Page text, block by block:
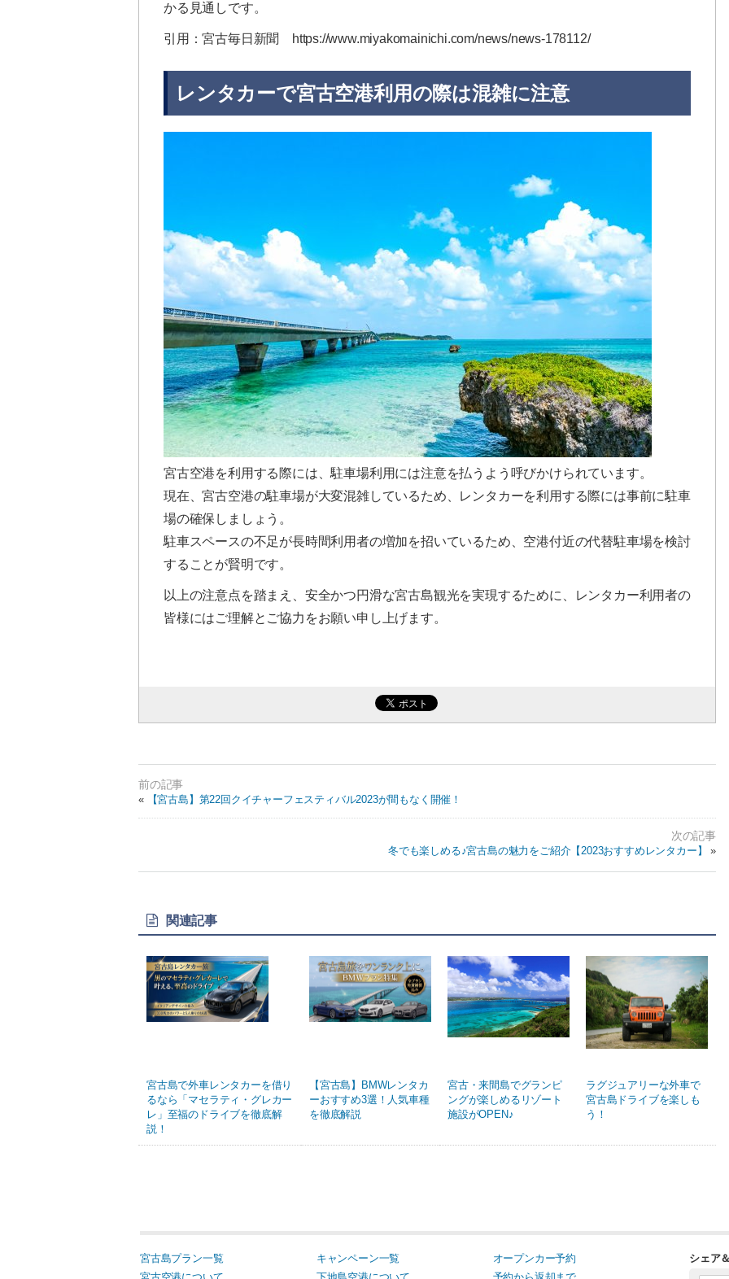
かる見通しです。
引用：宮古毎日新聞 https://www.miyakomainichi.com/news/news-178112/
レンタカーで宮古空港利用の際は混雑に注意
宮古空港を利用する際には、駐車場利用には注意を払うよう呼びかけられています。
現在、宮古空港の駐車場が大変混雑しているため、レンタカーを利用する際には事前に駐車
場の確保しましょう。
駐車スペースの不足が長時間利用者の増加を招いているため、空港付近の代替駐車場を検討
することが賢明です。
以上の注意点を踏まえ、安全かつ円滑な宮古島観光を実現するために、レンタカー利用者の
皆様にはご理解とご協力をお願い申し上げます。
« 【宮古島】第22回クイチャーフェスティバル2023が間もなく開催！
冬でも楽しめる♪宮古島の魅力をご紹介【2023おすすめレンタカー】 »
関連記事
宮古島で外車レンタカーを借り
るなら「マセラティ・グレカー
レ」至福のドライブを徹底解
説！
【宮古島】BMWレンタカ
ーおすすめ3選！人気車種
を徹底解説
宮古・来間島でグランピ
ングが楽しめるリゾート
施設がOPEN♪
ラグジュアリーな外車で
宮古島ドライブを楽しも
う！
宮古島プラン一覧 キャンペーン一覧
オープンカー予約
シェア